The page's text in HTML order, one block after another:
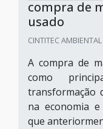
compra de
usado
CINTITEC
A compra de
como
transformação
na economia
que